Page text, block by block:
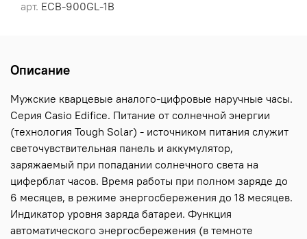
арт. ECB-900GL-1B
Описание
Мужские кварцевые аналого-цифровые наручные часы.
Серия Casio Edifice. Питание от солнечной энергии
(технология Tough Solar) - источником питания служит
светочувствительная панель и аккумулятор,
заряжаемый при попадании солнечного света на
циферблат часов. Время работы при полном заряде до
6 месяцев, в режиме энергосбережения до 18 месяцев.
Индикатор уровня заряда батареи. Функция
автоматического энергосбережения (в темноте